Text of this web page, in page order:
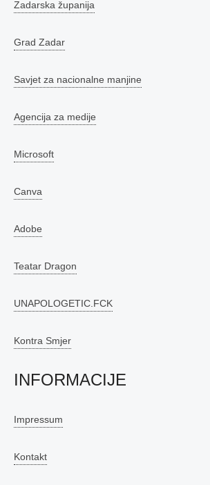
Zadarska županija
Grad Zadar
Savjet za nacionalne manjine
Agencija za medije
Microsoft
Canva
Adobe
Teatar Dragon
UNAPOLOGETIC.FCK
Kontra Smjer
INFORMACIJE
Impressum
Kontakt